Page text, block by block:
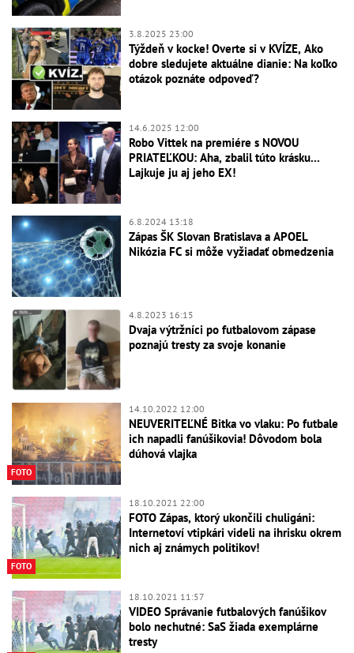
3.8.2025 23:00
Týždeň v kocke! Overte si v KVÍZE, Ako
dobre sledujete aktuálne dianie: Na koľko
otázok poznáte odpoveď?
14.6.2025 12:00
Robo Vittek na premiére s NOVOU
PRIATEĽKOU: Aha, zbalil túto krásku...
Lajkuje ju aj jeho EX!
6.8.2024 13:18
Zápas ŠK Slovan Bratislava a APOEL
Nikózia FC si môže vyžiadať obmedzenia
4.8.2023 16:15
Dvaja výtržníci po futbalovom zápase
poznajú tresty za svoje konanie
FOTO
14.10.2022 12:00
NEUVERITEĽNÉ Bitka vo vlaku: Po futbale
ich napadli fanúšikovia! Dôvodom bola
dúhová vlajka
FOTO
18.10.2021 22:00
FOTO Zápas, ktorý ukončili chuligáni:
Internetoví vtipkári videli na ihrisku okrem
nich aj známych politikov!
18.10.2021 11:57
VIDEO Správanie futbalových fanúšikov
bolo nechutné: SaS žiada exemplárne
tresty